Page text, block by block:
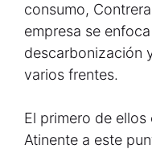
consumo,
empresa se
descarbonización
varios frentes.
El primero de
Atinente a este